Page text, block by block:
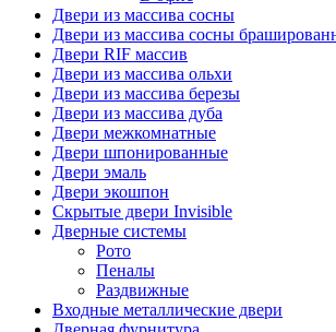
Двери из массива сосны
Двери из массива сосны
Двери RIF массив
Двери из массива ольхи
Двери из массива березы
Двери из массива дуба
Двери межкомнатные
Двери шпонированные
Двери эмаль
Двери экошпон
Скрытые двери Invisible
Дверные системы
Рото
Пеналы
Раздвижные
Входные металлические двери